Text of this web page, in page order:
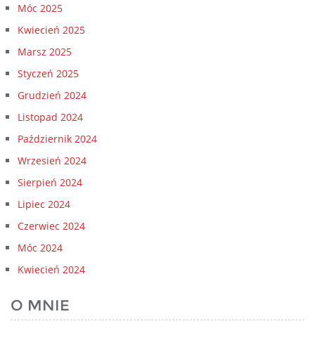
Móc 2025
Kwiecień 2025
Marsz 2025
Styczeń 2025
Grudzień 2024
Listopad 2024
Październik 2024
Wrzesień 2024
Sierpień 2024
Lipiec 2024
Czerwiec 2024
Móc 2024
Kwiecień 2024
O MNIE